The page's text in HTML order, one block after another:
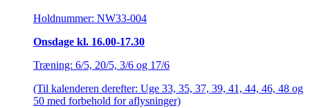
Holdnummer: NW33-004
Onsdage kl. 16.00-17.30
Træning: 6/5, 20/5, 3/6 og 17/6
(Til kalenderen derefter: Uge 33, 35, 37, 39, 41, 44, 46, 48 og
50 med forbehold for aflysninger)